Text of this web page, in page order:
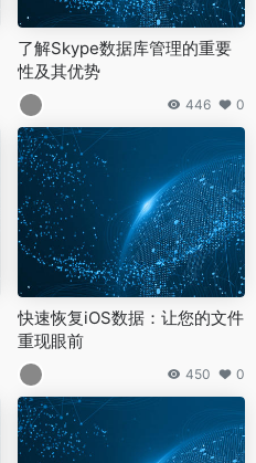
了解Skype数据库管理的重要
性及其优势
446 0
快速恢复iOS数据：让您的文件
重现眼前
450 0